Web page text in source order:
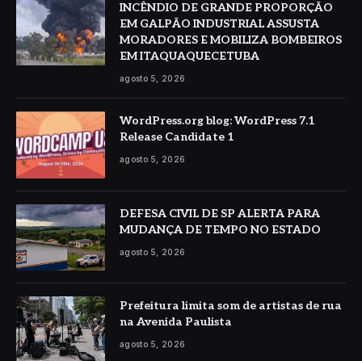
INCÊNDIO DE GRANDE PROPORÇÃO
EM GALPÃO INDUSTRIAL ASSUSTA
MORADORES E MOBILIZA BOMBEIROS
EM ITAQUAQUECETUBA
agosto 5, 2026
WordPress.org blog: WordPress 7.1
Release Candidate 1
agosto 5, 2026
DEFESA CIVIL DE SP ALERTA PARA
MUDANÇA DE TEMPO NO ESTADO
agosto 5, 2026
Prefeitura limita som de artistas de rua
na Avenida Paulista
agosto 5, 2026